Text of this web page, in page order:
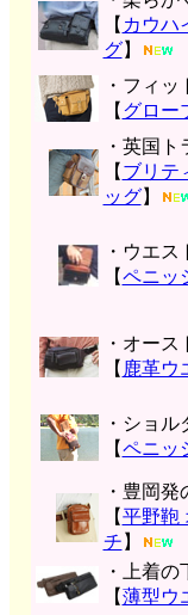
【 カウハ
グ】
・フィ
【 グロー
・英国
【 ブリテ
ッグ】
・ウエ
【ペニッ
・オー
【 鹿革ウ
・ショ
【ペニッ
・豊岡発
【平野鞄
チ 】
・上着
【薄型ウ